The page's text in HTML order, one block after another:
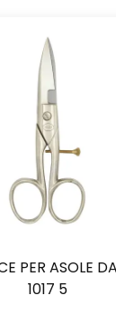
PER ASOLE
1017 5